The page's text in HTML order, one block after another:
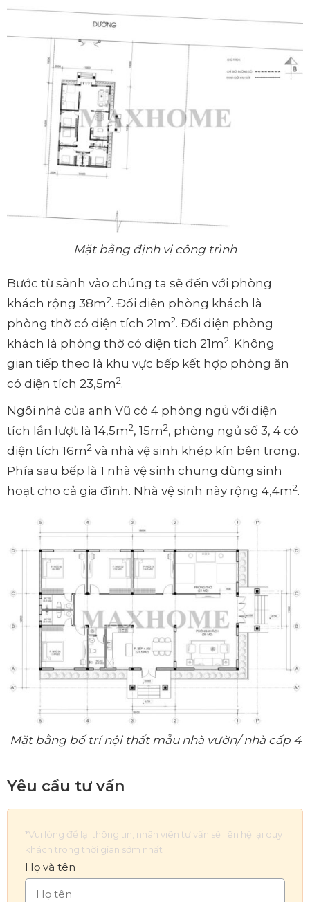
Mặt bằng định vị công trình
Bước từ sảnh vào chúng ta sẽ đến với phòng
khách rộng 38m2. Đối diện phòng khách là
phòng thờ có diện tích 21m2. Đối diện phòng
khách là phòng thờ có diện tích 21m2. Không
gian tiếp theo là khu vực bếp kết hợp phòng ăn
có diện tích 23,5m2.
Ngôi nhà của anh Vũ có 4 phòng ngủ với diện
tích lần lượt là 14,5m2, 15m2, phòng ngủ số 3, 4 có
diện tích 16m2 và nhà vệ sinh khép kín bên trong.
Phía sau bếp là 1 nhà vệ sinh chung dùng sinh
hoạt cho cả gia đình. Nhà vệ sinh này rộng 4,4m2.
Mặt bằng bố trí nội thất mẫu nhà vườn/ nhà cấp 4
Yêu cầu tư vấn
*Vui lòng để lại thông tin, nhân viên tư vấn sẽ liên hệ lại quý
khách trong thời gian sớm nhất
Họ và tên